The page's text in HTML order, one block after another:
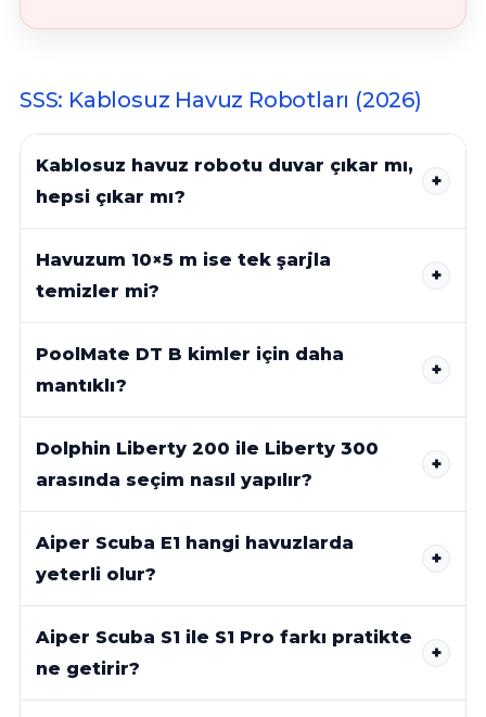
SSS: Kablosuz Havuz Robotları (2026)
Kablosuz havuz robotu duvar çıkar mı,
hepsi çıkar mı?
Havuzum 10×5 m ise tek şarjla
temizler mi?
PoolMate DT B kimler için daha
mantıklı?
Dolphin Liberty 200 ile Liberty 300
arasında seçim nasıl yapılır?
Aiper Scuba E1 hangi havuzlarda
yeterli olur?
Aiper Scuba S1 ile S1 Pro farkı pratikte
ne getirir?